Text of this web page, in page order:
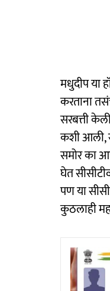
मधुदीप या
करताना
सरबत्ती
कशी आली,
समोर का
घेत
पण या
कुठलाही